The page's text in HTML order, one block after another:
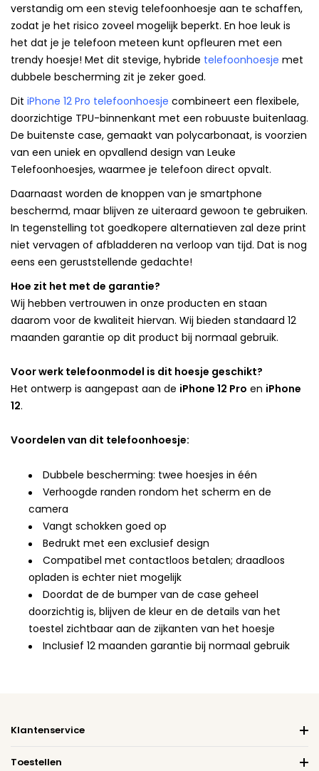
verstandig om een stevig telefoonhoesje aan te schaffen,
zodat je het risico zoveel mogelijk beperkt. En hoe leuk is
het dat je je telefoon meteen kunt opfleuren met een
trendy hoesje! Met dit stevige, hybride telefoonhoesje met
dubbele bescherming zit je zeker goed.
Dit iPhone 12 Pro telefoonhoesje combineert een flexibele,
doorzichtige TPU-binnenkant met een robuuste buitenlaag.
De buitenste case, gemaakt van polycarbonaat, is voorzien
van een uniek en opvallend design van Leuke
Telefoonhoesjes, waarmee je telefoon direct opvalt.
Daarnaast worden de knoppen van je smartphone
beschermd, maar blijven ze uiteraard gewoon te gebruiken.
In tegenstelling tot goedkopere alternatieven zal deze print
niet vervagen of afbladderen na verloop van tijd. Dat is nog
eens een geruststellende gedachte!
Hoe zit het met de garantie?
Wij hebben vertrouwen in onze producten en staan
daarom voor de kwaliteit hiervan. Wij bieden standaard 12
maanden garantie op dit product bij normaal gebruik.
Voor werk telefoonmodel is dit hoesje geschikt?
Het ontwerp is aangepast aan de iPhone 12 Pro en iPhone
12.
Voordelen van dit telefoonhoesje:
Dubbele bescherming: twee hoesjes in één
Verhoogde randen rondom het scherm en de
camera
Vangt schokken goed op
Bedrukt met een exclusief design
Compatibel met contactloos betalen; draadloos
opladen is echter niet mogelijk
Doordat de de bumper van de case geheel
doorzichtig is, blijven de kleur en de details van het
toestel zichtbaar aan de zijkanten van het hoesje
Inclusief 12 maanden garantie bij normaal gebruik
Klantenservice
Toestellen